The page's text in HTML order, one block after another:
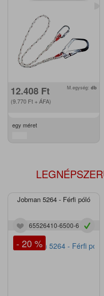
12.408 Ft
(9.770 Ft + ÁFA)
M.egység: db
egy méret
Jobman 5264 - Férfi póló
65526410-6500-6
- 20 %